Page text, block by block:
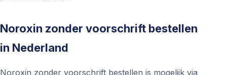
Noroxin zonder voorschrift bestellen
in Nederland
Noroxin zonder voorschrift bestellen is mogelijk via